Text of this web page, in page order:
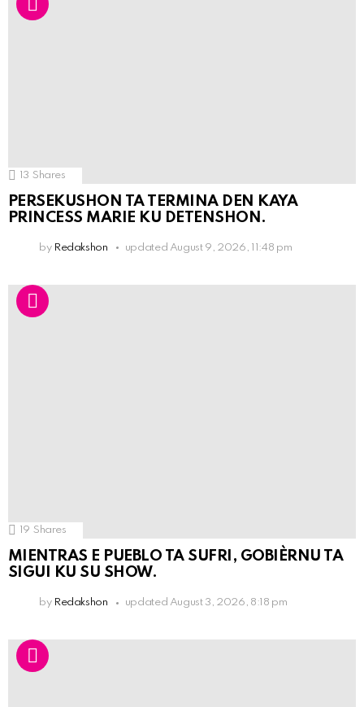
13 Shares
PERSEKUSHON TA TERMINA DEN KAYA
PRINCESS MARIE KU DETENSHON.
by Redakshon updated August 9, 2026, 11:48 pm
19 Shares
MIENTRAS E PUEBLO TA SUFRI, GOBIÈRNU TA
SIGUI KU SU SHOW.
by Redakshon updated August 3, 2026, 8:18 pm